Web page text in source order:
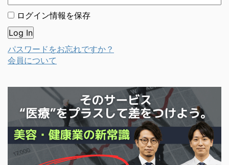
ログイン情報を保存
パスワードをお忘れですか？
会員について